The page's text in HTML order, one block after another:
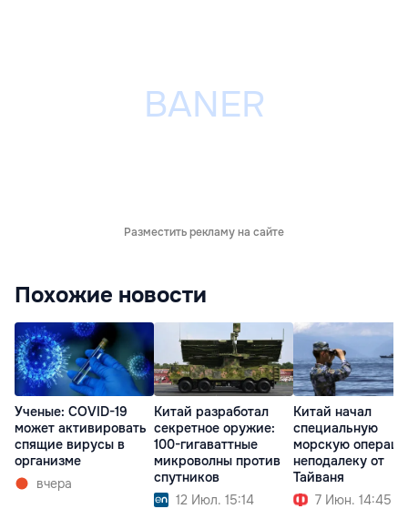
Разместить рекламу на сайте
Похожие новости
Ученые: COVID-19
может активировать
спящие вирусы в
организме
вчера
Китай разработал
секретное оружие:
100-гигаваттные
микроволны против
спутников
12 Июл. 15:14
Китай начал
специальную
морскую
неподалеку от
Тайваня
7 Июн. 14:45